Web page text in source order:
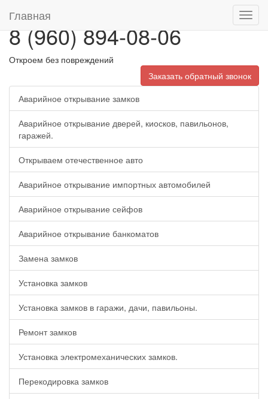
Главная
8 (960) 894-08-06
Откроем без повреждений
Заказать обратный звонок
Аварийное открывание замков
Аварийное открывание дверей, киосков, павильонов,
гаражей.
Открываем отечественное авто
Аварийное открывание импортных автомобилей
Аварийное открывание сейфов
Аварийное открывание банкоматов
Замена замков
Установка замков
Установка замков в гаражи, дачи, павильоны.
Ремонт замков
Установка электромеханических замков.
Перекодировка замков